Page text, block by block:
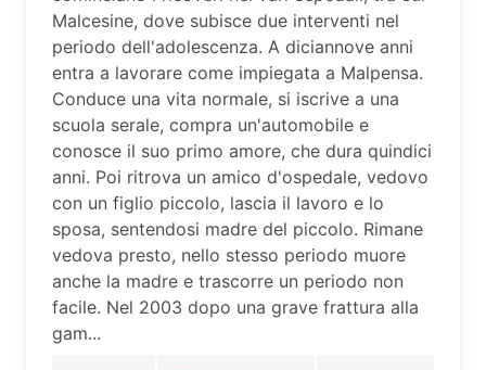
Malcesine, dove subisce due interventi nel
periodo dell'adolescenza. A diciannove anni
entra a lavorare come impiegata a Malpensa.
Conduce una vita normale, si iscrive a una
scuola serale, compra un'automobile e
conosce il suo primo amore, che dura quindici
anni. Poi ritrova un amico d'ospedale, vedovo
con un figlio piccolo, lascia il lavoro e lo
sposa, sentendosi madre del piccolo. Rimane
vedova presto, nello stesso periodo muore
anche la madre e trascorre un periodo non
facile. Nel 2003 dopo una grave frattura alla
gam...